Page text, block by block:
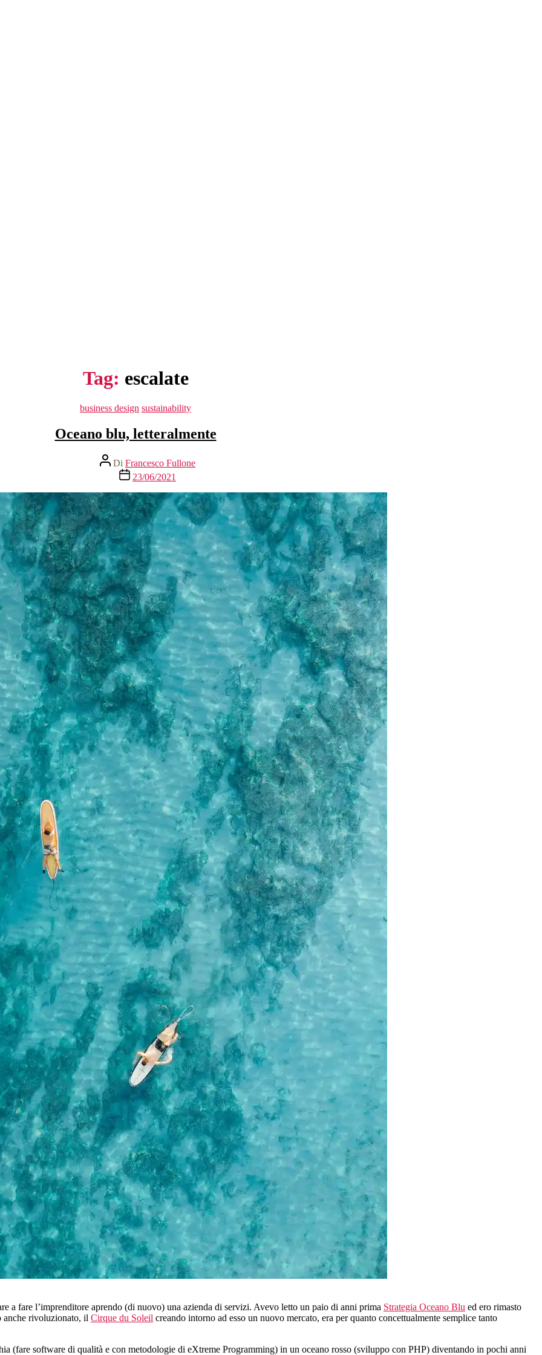
Tag: escalate
Categorie
business design sustainability
Oceano blu, letteralmente
Autore
articolo
Di Francesco Fullone
Data
dell'articolo
23/06/2021
a fare l’imprenditore aprendo (di nuovo) una azienda di servizi. Avevo letto un paio di anni prima Strategia Oceano Blu ed ero rimasto
anche rivoluzionato, il Cirque du Soleil creando intorno ad esso un nuovo mercato, era per quanto concettualmente semplice tanto
(fare software di qualità e con metodologie di eXtreme Programming) in un oceano rosso (sviluppo con PHP) diventando in pochi anni